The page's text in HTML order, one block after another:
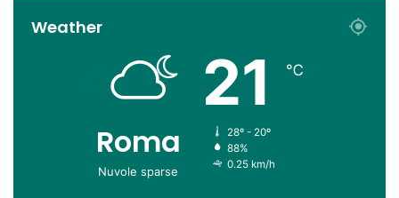
Weather
Roma
Nuvole sparse
21 ℃
28º - 20º
88%
0.25 km/h